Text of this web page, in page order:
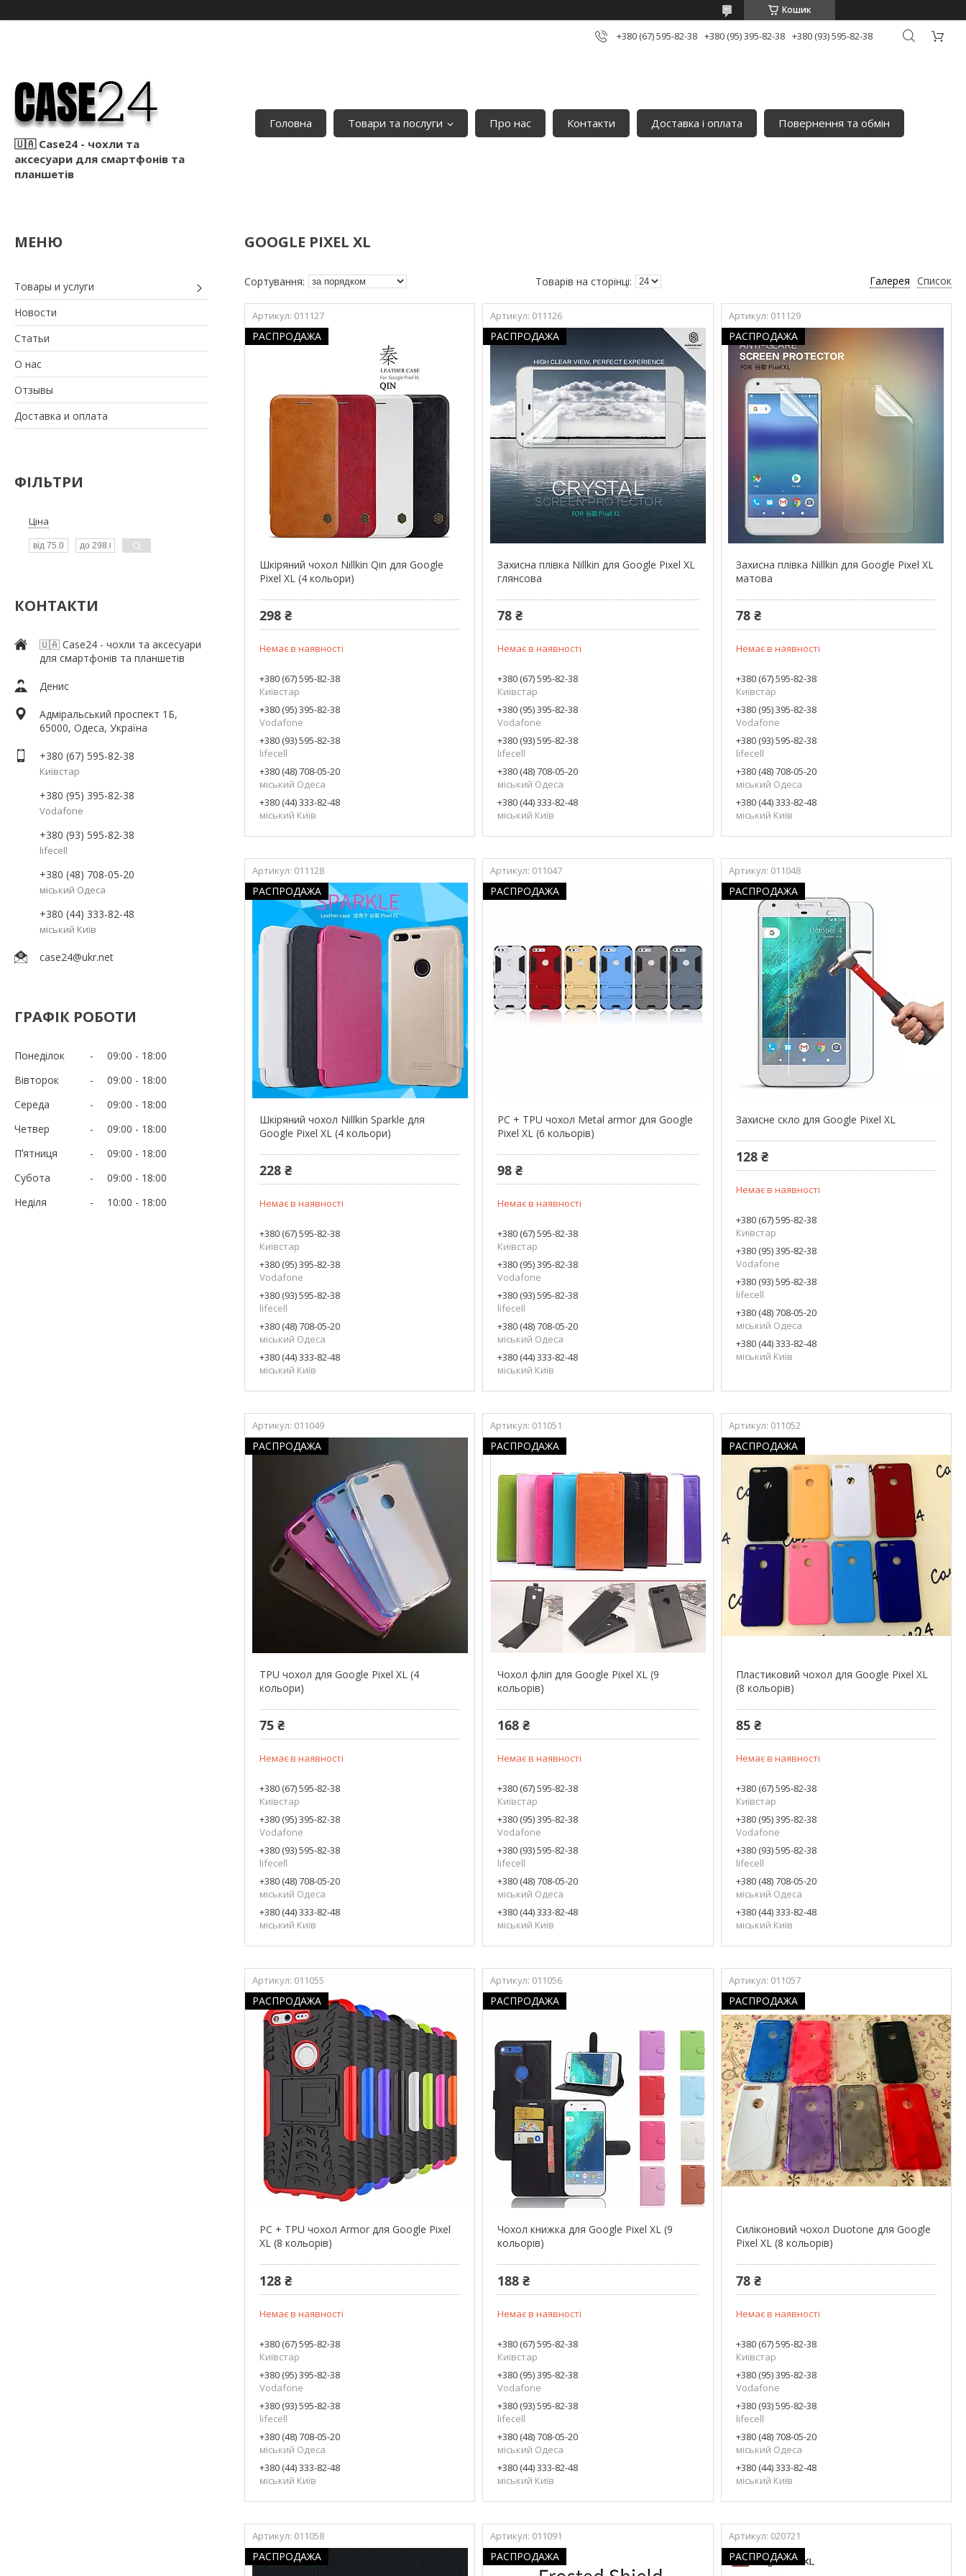
Кошик
+380 (67) 595-82-38 +380 (95) 395-82-38 +380 (93) 595-82-38
🇺🇦 Case24 - чохли та
аксесуари для смартфонів та
планшетів
Головна Товари та послуги Про нас Контакти Доставка і оплата Повернення та обмін
Товары и услуги
Новости
Статьи
О нас
Отзывы
Доставка и оплата
ФІЛЬТРИ
Ціна
КОНТАКТИ
🇺🇦 Case24 - чохли та аксесуари
для смартфонів та планшетів
Денис
Адміральський проспект 1Б,
65000, Одеса, Україна
+380 (67) 595-82-38
Київстар
+380 (95) 395-82-38
Vodafone
+380 (93) 595-82-38
lifecell
+380 (48) 708-05-20
міський Одеса
+380 (44) 333-82-48
міський Київ
case24@ukr.net
ГРАФІК РОБОТИ
Понеділок 09:00
18:00
Вівторок
09:00
18:00
Середа
09:00
18:00
Четвер
09:00
18:00
Пʼятниця
09:00
18:00
Субота
09:00
18:00
Неділя
10:00 18:00
GOOGLE PIXEL XL
Галерея Список
011127
РАСПРОДАЖА
Шкіряний чохол Nillkin Qin для Google
Pixel XL (4 кольори)
298 ₴
Немає в наявності
+380 (67) 595-82-38
Київстар
+380 (95) 395-82-38
Vodafone
+380 (93) 595-82-38
lifecell
+380 (48) 708-05-20
міський Одеса
+380 (44) 333-82-48
міський Київ
011126
РАСПРОДАЖА
Захисна плівка Nillkin для Google Pixel XL
глянсова
78 ₴
Немає в наявності
+380 (67) 595-82-38
Київстар
+380 (95) 395-82-38
Vodafone
+380 (93) 595-82-38
lifecell
+380 (48) 708-05-20
міський Одеса
+380 (44) 333-82-48
міський Київ
011129
РАСПРОДАЖА
Захисна плівка Nillkin для Google Pixel XL
матова
78 ₴
Немає в наявності
+380 (67) 595-82-38
Київстар
+380 (95) 395-82-38
Vodafone
+380 (93) 595-82-38
lifecell
+380 (48) 708-05-20
міський Одеса
+380 (44) 333-82-48
міський Київ
011128
РАСПРОДАЖА
Шкіряний чохол Nillkin Sparkle для
Google Pixel XL (4 кольори)
228 ₴
Немає в наявності
+380 (67) 595-82-38
Київстар
+380 (95) 395-82-38
Vodafone
+380 (93) 595-82-38
lifecell
+380 (48) 708-05-20
міський Одеса
+380 (44) 333-82-48
міський Київ
011047
РАСПРОДАЖА
PC + TPU чохол Metal armor для Google
Pixel XL (6 кольорів)
98 ₴
Немає в наявності
+380 (67) 595-82-38
Київстар
+380 (95) 395-82-38
Vodafone
+380 (93) 595-82-38
lifecell
+380 (48) 708-05-20
міський Одеса
+380 (44) 333-82-48
міський Київ
011048
РАСПРОДАЖА
Захисне скло для Google Pixel XL
128 ₴
Немає в наявності
+380 (67) 595-82-38
Київстар
+380 (95) 395-82-38
Vodafone
+380 (93) 595-82-38
lifecell
+380 (48) 708-05-20
міський Одеса
+380 (44) 333-82-48
міський Київ
011049
РАСПРОДАЖА
TPU чохол для Google Pixel XL (4
кольори)
75 ₴
Немає в наявності
+380 (67) 595-82-38
Київстар
+380 (95) 395-82-38
Vodafone
+380 (93) 595-82-38
lifecell
+380 (48) 708-05-20
міський Одеса
+380 (44) 333-82-48
міський Київ
011051
РАСПРОДАЖА
Чохол фліп для Google Pixel XL (9
кольорів)
168 ₴
Немає в наявності
+380 (67) 595-82-38
Київстар
+380 (95) 395-82-38
Vodafone
+380 (93) 595-82-38
lifecell
+380 (48) 708-05-20
міський Одеса
+380 (44) 333-82-48
міський Київ
011052
РАСПРОДАЖА
Пластиковий чохол для Google Pixel XL
(8 кольорів)
85 ₴
Немає в наявності
+380 (67) 595-82-38
Київстар
+380 (95) 395-82-38
Vodafone
+380 (93) 595-82-38
lifecell
+380 (48) 708-05-20
міський Одеса
+380 (44) 333-82-48
міський Київ
011055
РАСПРОДАЖА
PC + TPU чохол Armor для Google Pixel
XL (8 кольорів)
128 ₴
Немає в наявності
+380 (67) 595-82-38
Київстар
+380 (95) 395-82-38
Vodafone
+380 (93) 595-82-38
lifecell
+380 (48) 708-05-20
міський Одеса
+380 (44) 333-82-48
міський Київ
011056
РАСПРОДАЖА
Чохол книжка для Google Pixel XL (9
кольорів)
188 ₴
Немає в наявності
+380 (67) 595-82-38
Київстар
+380 (95) 395-82-38
Vodafone
+380 (93) 595-82-38
lifecell
+380 (48) 708-05-20
міський Одеса
+380 (44) 333-82-48
міський Київ
011057
РАСПРОДАЖА
Силіконовий чохол Duotone для Google
Pixel XL (8 кольорів)
78 ₴
Немає в наявності
+380 (67) 595-82-38
Київстар
+380 (95) 395-82-38
Vodafone
+380 (93) 595-82-38
lifecell
+380 (48) 708-05-20
міський Одеса
+380 (44) 333-82-48
міський Київ
011058
РАСПРОДАЖА
011091
РАСПРОДАЖА
020721
РАСПРОДАЖА